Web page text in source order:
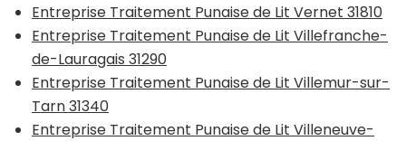
Entreprise Traitement Punaise de Lit Vernet 31810
Entreprise Traitement Punaise de Lit Villefranche-
de-Lauragais 31290
Entreprise Traitement Punaise de Lit Villemur-sur-
Tarn 31340
Entreprise Traitement Punaise de Lit Villeneuve-